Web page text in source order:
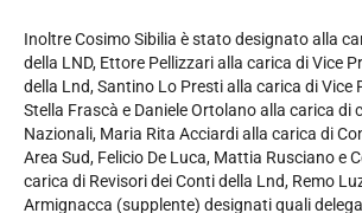
Inoltre Cosimo Sibilia è stato designato alla
della LND, Ettore Pellizzari alla carica di Vice
della Lnd, Santino Lo Presti alla carica di Vice
Stella Frascà e Daniele Ortolano alla carica di
Nazionali, Maria Rita Acciardi alla carica di
Area Sud, Felicio De Luca, Mattia Rusciano e
carica di Revisori dei Conti della Lnd, Remo
Armignacca (supplente) designati quali